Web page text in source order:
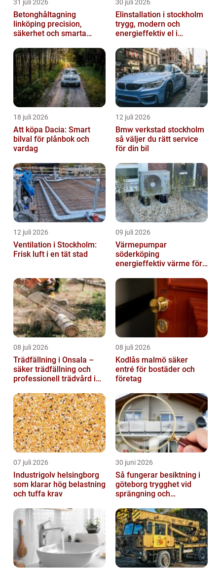
31 juli 2026
Betonghåltagning
linköping precision,
säkerhet och smarta
30 juli 2026
Elinstallation i stockholm
trygg, modern och
energieffektiv el i
18 juli 2026
Att köpa Dacia: Smart
bilval för plånbok och
vardag
12 juli 2026
Bmw verkstad stockholm
så väljer du rätt service
för din bil
12 juli 2026
Ventilation i Stockholm:
Frisk luft i en tät stad
09 juli 2026
Värmepumpar
söderköping
energieffektiv värme för
08 juli 2026
Trädfällning i Onsala –
säker trädfällning och
professionell trädvård i
08 juli 2026
Kodlås malmö säker
entré för bostäder och
företag
07 juli 2026
Industrigolv helsingborg
som klarar hög belastning
och tuffa krav
30 juni 2026
Så fungerar besiktning i
göteborg trygghet vid
sprängning och